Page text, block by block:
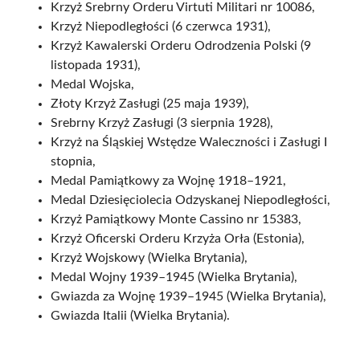
Krzyż Srebrny Orderu Virtuti Militari nr 10086,
Krzyż Niepodległości (6 czerwca 1931),
Krzyż Kawalerski Orderu Odrodzenia Polski (9
listopada 1931),
Medal Wojska,
Złoty Krzyż Zasługi (25 maja 1939),
Srebrny Krzyż Zasługi (3 sierpnia 1928),
Krzyż na Śląskiej Wstędze Waleczności i Zasługi I
stopnia,
Medal Pamiątkowy za Wojnę 1918–1921,
Medal Dziesięciolecia Odzyskanej Niepodległości,
Krzyż Pamiątkowy Monte Cassino nr 15383,
Krzyż Oficerski Orderu Krzyża Orła (Estonia),
Krzyż Wojskowy (Wielka Brytania),
Medal Wojny 1939–1945 (Wielka Brytania),
Gwiazda za Wojnę 1939–1945 (Wielka Brytania),
Gwiazda Italii (Wielka Brytania).